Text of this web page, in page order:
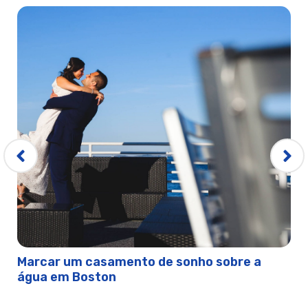
Boston: Trilha da Liberdade - Um passeio pela História
Boston: Independence Pub Crawl of Freedom Trail
Boston: Biblioteca e Museu Presidencial John F. Kennedy
Boston: Aquário da Nova Inglaterra
Boston: Bilhete Combo New England Aquarium and Whale
Watch Cruise
Boston: Antiga Igreja do Norte e Local Histórico
Boston: Passe de Ouro do Carro da Cidade Velha
Boston: Passe de Platina de Old Town Trolley
Boston: Passe de Prata do Carro da Cidade Velha
Boston: Passe de Prata do Passe de Trólei da Cidade Velha
Boston: Admissão de Plantações Plimoth Combo
Boston: Museu dos Piratas Reais - Salem
Boston: Aluguer de Bicicletas de Estrada
Marcar um casamento de sonho sobre a
água em Boston